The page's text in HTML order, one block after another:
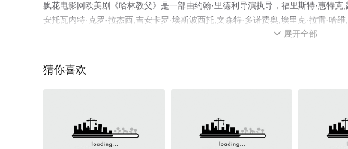
飘花电影网欧美剧《哈林教父》是一部由约翰·里德利导演执导，福里斯特·惠特克,
安托瓦内特·克罗-拉杰西,吉安卡罗·埃斯波西托,文森特·多诺费奥,埃里克·拉雷·哈
帕尔明特瑞,凯文·考利甘,科里·杰克逊,凯瑟琳等演员精彩演绎的美国电视剧，大
 展开全部
猜你喜欢